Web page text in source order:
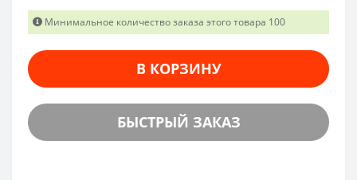
Минимальное количество заказа этого товара 100
В КОРЗИНУ
БЫСТРЫЙ ЗАКАЗ